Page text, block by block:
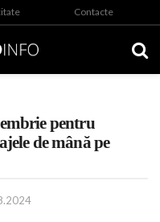
Contacte
pentru
de mână pe